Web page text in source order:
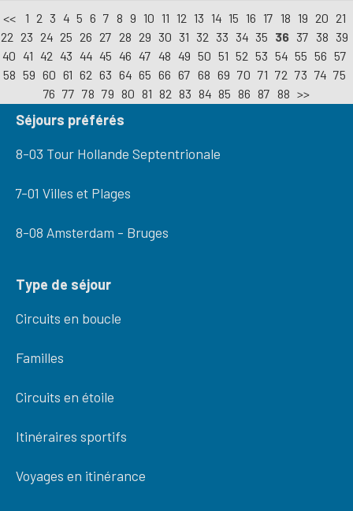
<< 1 2 3 4 5 6 7 8 9 10 11 12 13 14 15 16 17 18 19 20 21
22 23 24 25 26 27 28 29 30 31 32 33 34 35 36 37 38 39
40 41 42 43 44 45 46 47 48 49 50 51 52 53 54 55 56 57
58 59 60 61 62 63 64 65 66 67 68 69 70 71 72 73 74 75
76 77 78 79 80 81 82 83 84 85 86 87 88 >>
Séjours préférés
8-03 Tour Hollande Septentrionale
7-01 Villes et Plages
8-08 Amsterdam - Bruges
Type de séjour
Circuits en boucle
Familles
Circuits en étoile
Itinéraires sportifs
Voyages en itinérance